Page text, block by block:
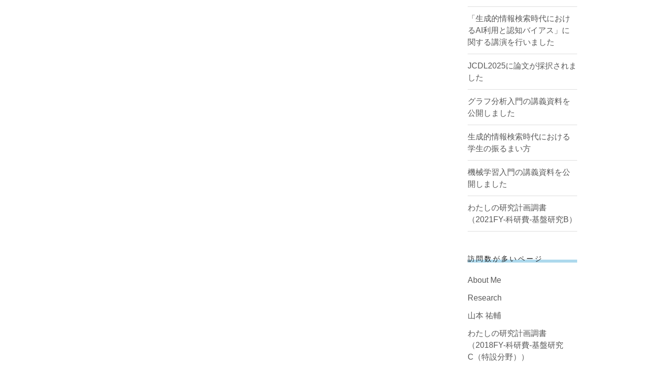
「生成的情報検索時代におけ
るAI利用と認知バイアス」に
関する講演を行いました
JCDL2025に論文が採択されま
した
グラフ分析入門の講義資料を
公開しました
生成的情報検索時代における
学生の振るまい方
機械学習入門の講義資料を公
開しました
わたしの研究計画調書
（2021FY-科研費-基盤研究B）
訪問数が多いページ
About Me
Research
山本 祐輔
わたしの研究計画調書
（2018FY-科研費-基盤研究
C（特設分野））